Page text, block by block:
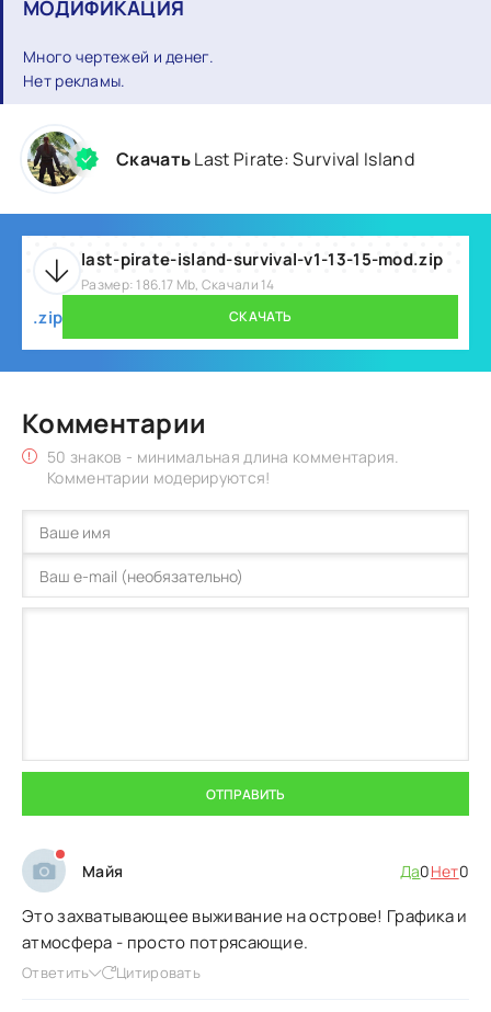
МОДИФИКАЦИЯ
Много чертежей и денег.
Нет рекламы.
СкачатьLast Pirate: Survival Island
last-pirate-island-survival-v1-13-15-mod.zip
Размер: 186.17 Mb, Скачали 14
.zip СКАЧАТЬ
Комментарии
50 знаков - минимальная длина комментария.
Комментарии модерируются!
ОТПРАВИТЬ
Майя Да0Нет0
Это захватывающее выживание на острове! Графика и
атмосфера - просто потрясающие.
Ответить Цитировать